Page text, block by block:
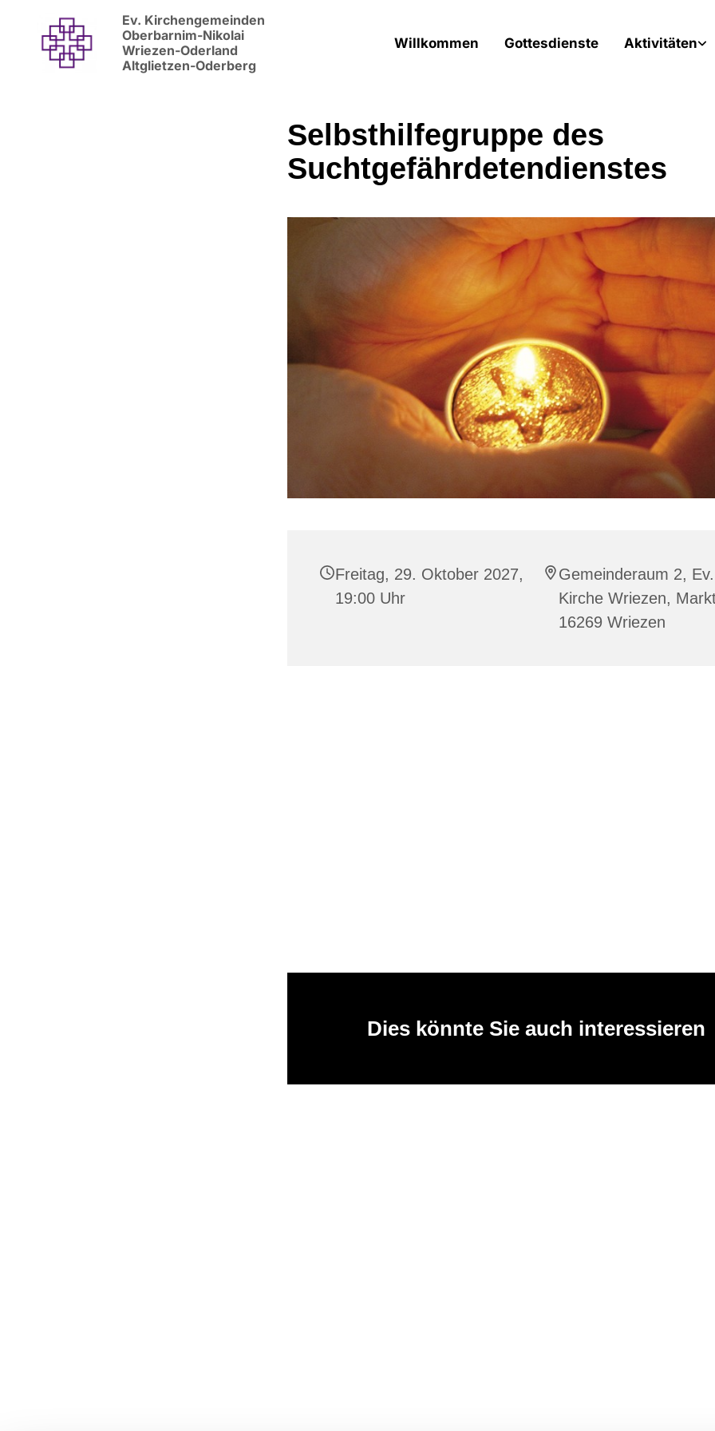
Ev. Kirchengemeinden
Oberbarnim-Nikolai
Wriezen-Oderland
Altglietzen-Oderberg
Willkommen Gottesdienste Aktivitäten
Selbsthilfegruppe des
Suchtgefährdetendienstes
Freitag, 29. Oktober 2027,
19:00 Uhr
Gemeinderaum 2, Ev.
Kirche Wriezen,
16269 Wriezen
Dies könnte Sie auch interessieren